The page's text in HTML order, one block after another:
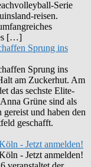
Serie
reisen.
[…]
Sprung ins
Sprung ins
am Zuckerhut. Am
das sechste Elite-
Grüne sind als
gereist und haben den
geschafft.
- Jetzt anmelden!
- Jetzt anmelden!